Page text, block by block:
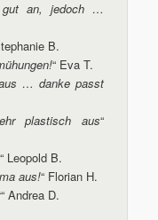
gut an, jedoch …
B.
“ Eva T.
… danke passt
plastisch aus“
“ Leopold B.
aus!“ Florian H.
“ Andrea D.